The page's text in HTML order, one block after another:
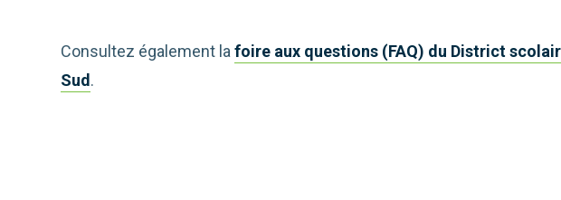
Consultez également lafoire aux questions (FAQ) du District
Sud.